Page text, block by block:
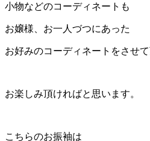
小物などのコーディネートも
お嬢様、お一人づつにあった
お好みのコーディネートをさせ
お楽しみ頂ければと思います。
こちらのお振袖は